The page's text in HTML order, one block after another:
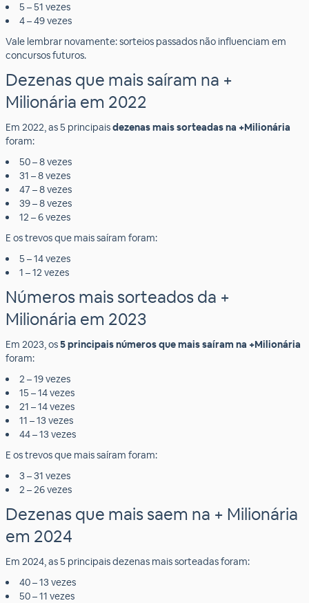
5 – 51 vezes
4 – 49 vezes
Vale lembrar novamente: sorteios passados não influenciam em
concursos futuros.
Dezenas que mais saíram na +
Milionária em 2022
Em 2022, as 5 principaisdezenas mais sorteadas na +Milionária
foram:
50 – 8 vezes
31 – 8 vezes
47 – 8 vezes
39 – 8 vezes
12 – 6 vezes
E os trevos que mais saíram foram:
5 – 14 vezes
1 – 12 vezes
Números mais sorteados da +
Milionária em 2023
Em 2023, os5 principais números que mais saíram na +Milionária
foram:
2 – 19 vezes
15 – 14 vezes
21 – 14 vezes
11 – 13 vezes
44 – 13 vezes
E os trevos que mais saíram foram:
3 – 31 vezes
2 – 26 vezes
Dezenas que mais saem na + Milionária
em 2024
Em 2024, as 5 principais dezenas mais sorteadas foram:
40 – 13 vezes
50 – 11 vezes